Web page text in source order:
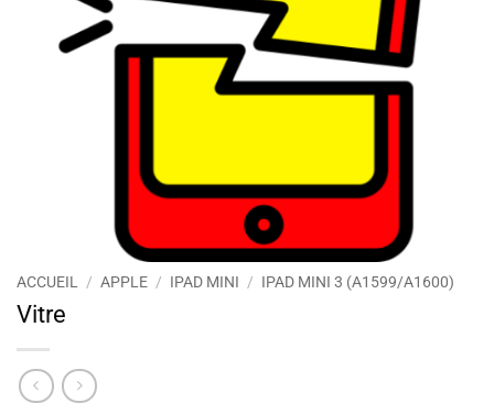
ACCUEIL / APPLE / IPAD MINI / IPAD MINI 3 (A1599/A1600)
Vitre